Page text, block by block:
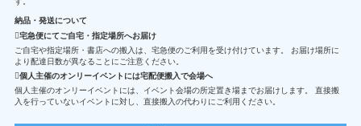
納品・発送について
宅急便にてご自宅・指定場所へお届け
ご自宅や指定場所・書店への搬入は、宅急便のご利用を受け付けています。 お届け場所に
より配達日数が異なることにご注意ください。
個人主催のオンリーイベントには宅配便搬入で会場へ
個人主催のオンリーイベントには、イベント会場の所定置き場までお届けします。 直接搬
入を行っていないイベントに対し、直接搬入の代わりにご利用ください。